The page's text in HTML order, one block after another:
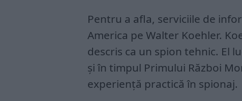
Pentru a afla, serviciile de
America pe Walter Koehler.
descris ca un spion tehnic. El
și în timpul Primului Război
experiență practică în spionaj.